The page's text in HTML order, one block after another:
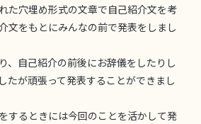
た穴埋め形式の文章で自己紹介文を考
文をもとにみんなの前で発表をしまし
、自己紹介の前後にお辞儀をしたりし
たが頑張って発表することができまし
するときには今回のことを活かして発